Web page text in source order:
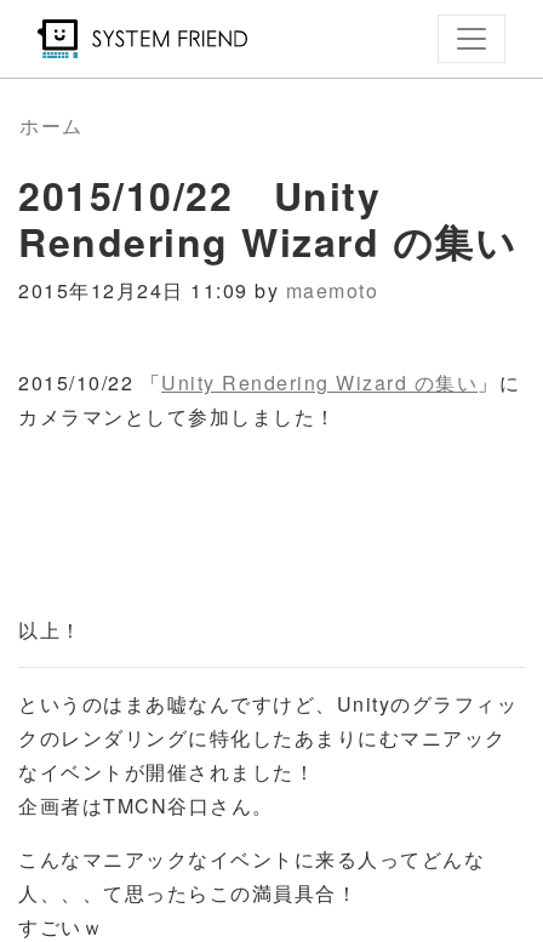
ン
コ
テ
ン
ツ
に
ホーム
2015/10/22 Unity
Rendering Wizard の集い
2015年12月24日 11:09 by maemoto
2015/10/22 「Unity Rendering Wizard の集い 」に
カメラマンとして参加しました！
以上！
というのはまあ嘘なんですけど、Unityのグラフィッ
クのレンダリングに特化したあまりにむマニアック
なイベントが開催されました！
企画者はTMCN谷口さん。
こんなマニアックなイベントに来る人ってどんな
人、、、て思ったらこの満員具合！
すごいｗ